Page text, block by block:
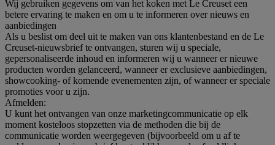
Wij gebruiken gegevens om van het koken met Le Creuset een
betere ervaring te maken en om u te informeren over nieuws en
aanbiedingen
Als u beslist om deel uit te maken van ons klantenbestand en de Le
Creuset-nieuwsbrief te ontvangen, sturen wij u speciale,
gepersonaliseerde inhoud en informeren wij u wanneer er nieuwe
producten worden gelanceerd, wanneer er exclusieve aanbiedingen,
showcooking- of komende evenementen zijn, of wanneer er speciale
promoties voor u zijn.
Afmelden:
U kunt het ontvangen van onze marketingcommunicatie op elk
moment kosteloos stopzetten via de methoden die bij de
communicatie worden weergegeven (bijvoorbeeld om u af te